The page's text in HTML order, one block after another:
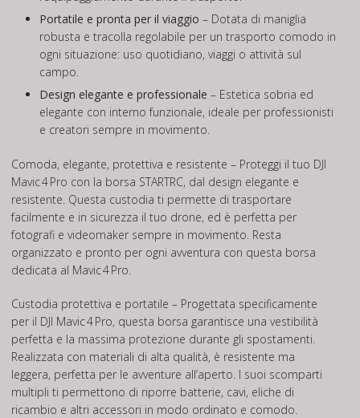
Portatile e pronta per il viaggio – Dotata di maniglia
robusta e tracolla regolabile per un trasporto comodo in
ogni situazione: uso quotidiano, viaggi o attività sul
campo.
Design elegante e professionale – Estetica sobria ed
elegante con interno funzionale, ideale per professionisti
e creatori sempre in movimento.
Comoda, elegante, protettiva e resistente – Proteggi il tuo DJI
Mavic 4 Pro con la borsa STARTRC, dal design elegante e
resistente. Questa custodia ti permette di trasportare
facilmente e in sicurezza il tuo drone, ed è perfetta per
fotografi e videomaker sempre in movimento. Resta
organizzato e pronto per ogni avventura con questa borsa
dedicata al Mavic 4 Pro.
Custodia protettiva e portatile – Progettata specificamente
per il DJI Mavic 4 Pro, questa borsa garantisce una vestibilità
perfetta e la massima protezione durante gli spostamenti.
Realizzata con materiali di alta qualità, è resistente ma
leggera, perfetta per le avventure all’aperto. I suoi scomparti
multipli ti permettono di riporre batterie, cavi, eliche di
ricambio e altri accessori in modo ordinato e comodo.